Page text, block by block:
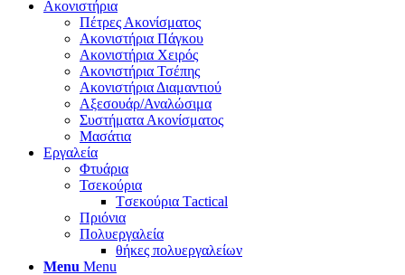
Ακονιστήρια
Πέτρες Ακονίσματος
Ακονιστήρια Πάγκου
Ακονιστήρια Χειρός
Ακονιστήρια Τσέπης
Ακονιστήρια Διαμαντιού
Αξεσουάρ/Αναλώσιμα
Συστήματα Ακονίσματος
Μασάτια
Εργαλεία
Φτυάρια
Τσεκούρια
Tσεκούρια Τactical
Πριόνια
Πολυεργαλεία
θήκες πολυεργαλείων
Menu Menu